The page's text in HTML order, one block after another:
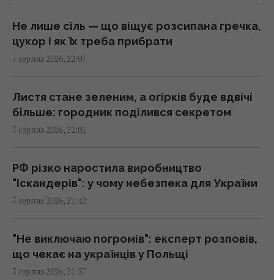
Суд продовжив тримання під вартою для
Коломойського, захист заявив про
20:39 п'ятниця, 07 серпня 2026
Росія встановила антидронові сітки на
кілометрів від України
20:35 п'ятниця, 07 серпня 2026
назвали 7 каш
20:22 п'ятниця, 07 серпня 2026
Не лише сіль — що віщує розсипана гречка,
цукор і як їх треба прибрати
7 серпня 2026, 22:07
Листя стане зеленим, а огірків буде вдвічі
більше: городник поділився секретом
7 серпня 2026, 22:01
РФ різко наростила виробництво
"Іскандерів": у чому небезпека для України
7 серпня 2026, 21:42
"Не виключаю погромів": експерт розповів,
що чекає на українців у Польщі
7 серпня 2026, 21:37